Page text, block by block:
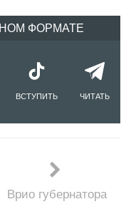
ФОРМАТЕ
ВСТУПИТЬ ЧИТАТЬ
Врио губернатора